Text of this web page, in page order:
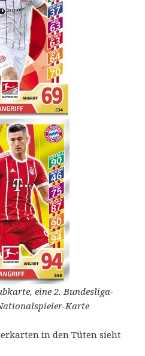
eine 2. Bundesliga-
Karte
in den Tüten sieht